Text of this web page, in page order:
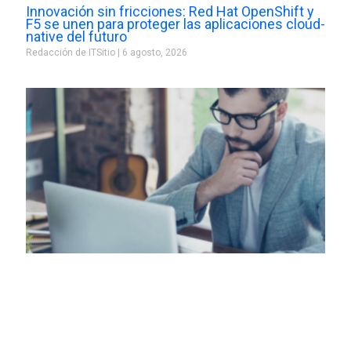
Innovación sin fricciones: Red Hat OpenShift y
F5 se unen para proteger las aplicaciones cloud-
native del futuro
Redacción de ITSitio 6 agosto, 2026